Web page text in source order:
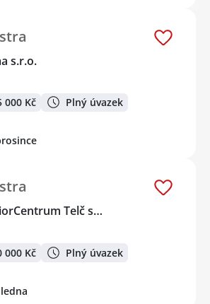
s.r.o.
000 Kč Plný úvazek
Telč s…
000 Kč Plný úvazek